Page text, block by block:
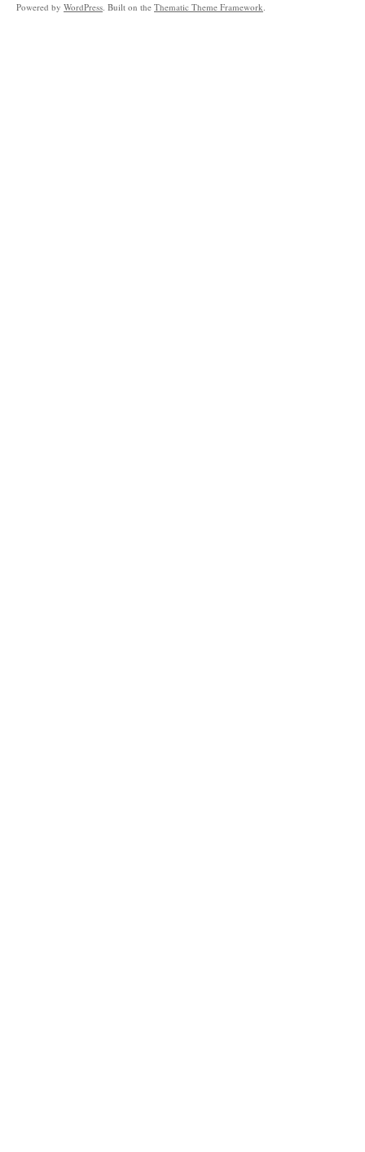
Powered by WordPress. Built on the Thematic Theme Framework.